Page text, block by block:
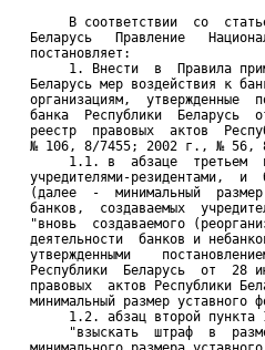
В соответствии  со
Беларусь   Правление
постановляет:
1. Внести  в  Правила
Беларусь мер воздействия к
организациям,  утвержденные
банка  Республики  Беларусь
реестр  правовых  актов
№ 106, 8/7455; 2002 г., № 56,
1.1. в  абзаце  третьем
учредителями-резидентами,  и
(далее  -  минимальный
банков,  создаваемых
"вновь  создаваемого
деятельности  банков и
утвержденными
Республики  Беларусь  от  28
правовых  актов Республики
минимальный размер уставного
1.2. абзац второй пункта
"взыскать  штраф  в